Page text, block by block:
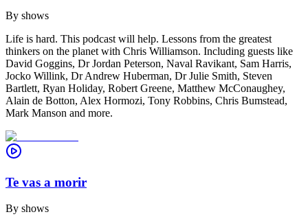
By shows
Life is hard. This podcast will help. Lessons from the greatest
thinkers on the planet with Chris Williamson. Including guests like
David Goggins, Dr Jordan Peterson, Naval Ravikant, Sam Harris,
Jocko Willink, Dr Andrew Huberman, Dr Julie Smith, Steven
Bartlett, Ryan Holiday, Robert Greene, Matthew McConaughey,
Alain de Botton, Alex Hormozi, Tony Robbins, Chris Bumstead,
Mark Manson and more.
Te vas a morir
By shows